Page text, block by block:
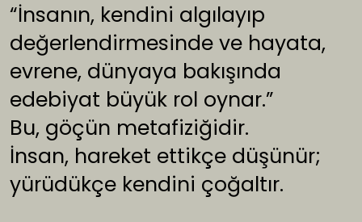
“İnsanın, kendini algılayıp
değerlendirmesinde ve hayata,
evrene, dünyaya bakışında
edebiyat büyük rol oynar.”
Bu, göçün metafiziğidir.
İnsan, hareket ettikçe düşünür;
yürüdükçe kendini çoğaltır.